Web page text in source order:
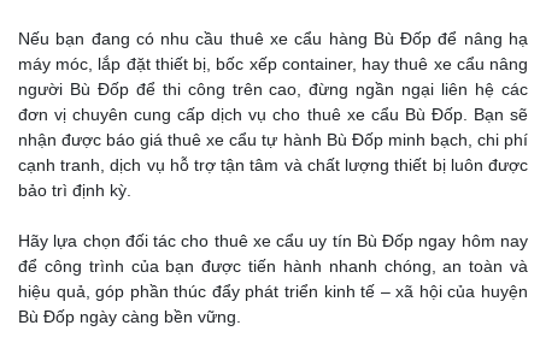
Nếu bạn đang có nhu cầu thuê xe cẩu hàng Bù Đốp để nâng hạ
máy móc, lắp đặt thiết bị, bốc xếp container, hay thuê xe cẩu nâng
người Bù Đốp để thi công trên cao, đừng ngần ngại liên hệ các
đơn vị chuyên cung cấp dịch vụ cho thuê xe cẩu Bù Đốp. Bạn sẽ
nhận được báo giá thuê xe cẩu tự hành Bù Đốp minh bạch, chi phí
cạnh tranh, dịch vụ hỗ trợ tận tâm và chất lượng thiết bị luôn được
bảo trì định kỳ.
Hãy lựa chọn đối tác cho thuê xe cẩu uy tín Bù Đốp ngay hôm nay
để công trình của bạn được tiến hành nhanh chóng, an toàn và
hiệu quả, góp phần thúc đẩy phát triển kinh tế – xã hội của huyện
Bù Đốp ngày càng bền vững.